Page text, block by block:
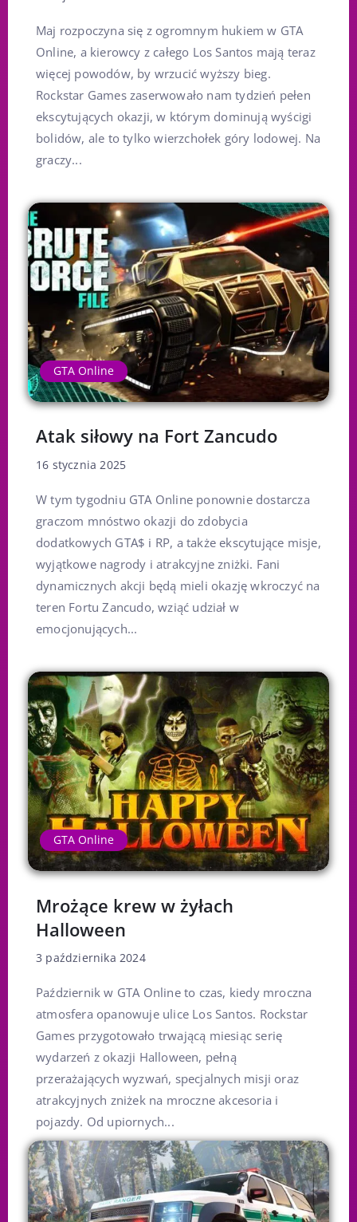
Maj rozpoczyna się z ogromnym hukiem w GTA
Online, a kierowcy z całego Los Santos mają teraz
więcej powodów, by wrzucić wyższy bieg.
Rockstar Games zaserwowało nam tydzień pełen
ekscytujących okazji, w którym dominują wyścigi
bolidów, ale to tylko wierzchołek góry lodowej. Na
graczy...
GTA Online
Atak siłowy na Fort Zancudo
16 stycznia 2025
W tym tygodniu GTA Online ponownie dostarcza
graczom mnóstwo okazji do zdobycia
dodatkowych GTA$ i RP, a także ekscytujące misje,
wyjątkowe nagrody i atrakcyjne zniżki. Fani
dynamicznych akcji będą mieli okazję wkroczyć na
teren Fortu Zancudo, wziąć udział w
emocjonujących...
GTA Online
Mrożące krew w żyłach
Halloween
3 października 2024
Październik w GTA Online to czas, kiedy mroczna
atmosfera opanowuje ulice Los Santos. Rockstar
Games przygotowało trwającą miesiąc serię
wydarzeń z okazji Halloween, pełną
przerażających wyzwań, specjalnych misji oraz
atrakcyjnych zniżek na mroczne akcesoria i
pojazdy. Od upiornych...